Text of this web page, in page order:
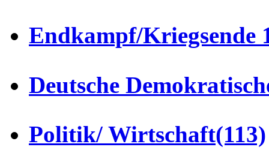
Endkampf/Kriegsende
Deutsche
Politik/ Wirtschaft(113)